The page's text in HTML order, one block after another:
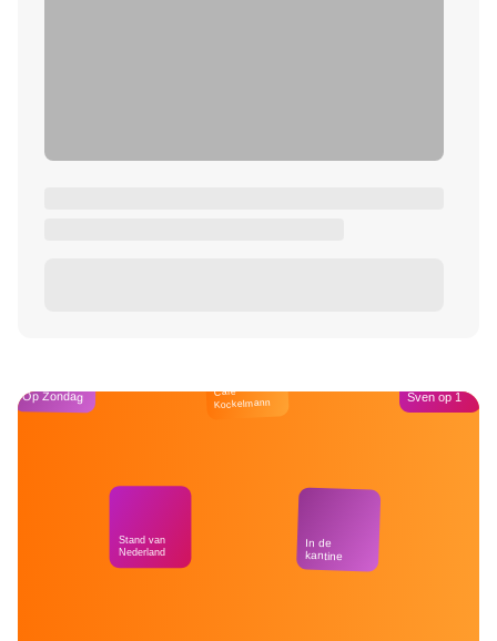
Op Zondag
Stand van
Nederland
Café
Kockelmann
In de
kantine
Sven op 1